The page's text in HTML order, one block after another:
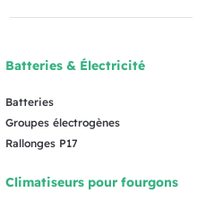
Batteries & Électricité
Batteries
Groupes électrogènes
Rallonges P17
Climatiseurs pour fourgons